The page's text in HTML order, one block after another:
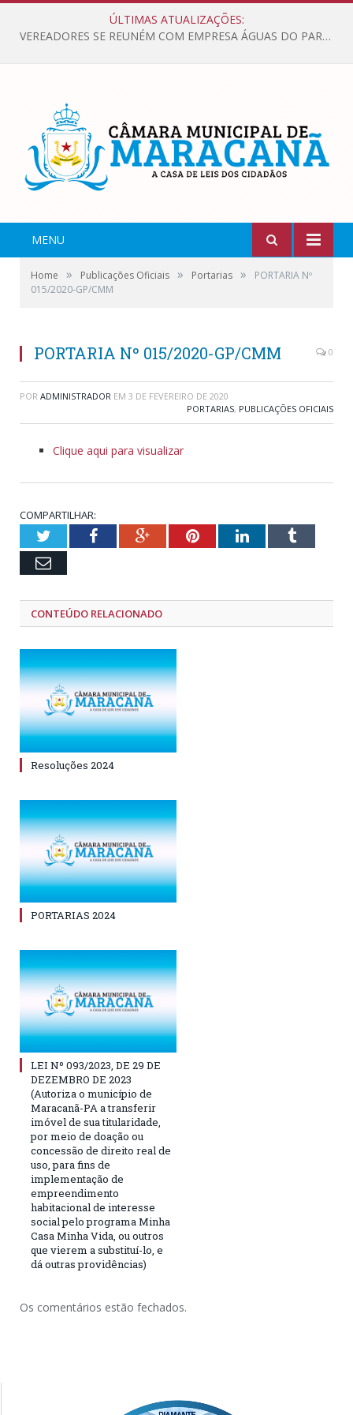
ÚLTIMAS ATUALIZAÇÕES:
VEREADORES SE REUNÉM COM EMPRESA ÁGUAS DO PARÁ, PARA APRESENTAR REIVINDICAÇÕES E MELHORIAS NA QUALIDADE DOS SERVIÇOS OFERECIDOS Á POPULAÇÃO.
MENU
Home » Publicações Oficiais » Portarias »
PORTARIA Nº
015/2020-GP/CMM
PORTARIA Nº 015/2020-GP/CMM 0
POR ADMINISTRADOR EM 3 DE FEVEREIRO DE 2020
PORTARIAS, PUBLICAÇÕES OFICIAIS
Clique aqui para visualizar
COMPARTILHAR:
TwitterFacebookGoogle+PinterestLinkedInTumblr
Email
CONTEÚDO RELACIONADO
Resoluções 2024
PORTARIAS 2024
LEI Nº 093/2023, DE 29 DE
DEZEMBRO DE 2023
(Autoriza o município de
Maracanã-PA a transferir
imóvel de sua titularidade,
por meio de doação ou
concessão de direito real de
uso, para fins de
implementação de
empreendimento
habitacional de interesse
social pelo programa Minha
Casa Minha Vida, ou outros
que vierem a substituí-lo, e
dá outras providências)
Os comentários estão fechados.